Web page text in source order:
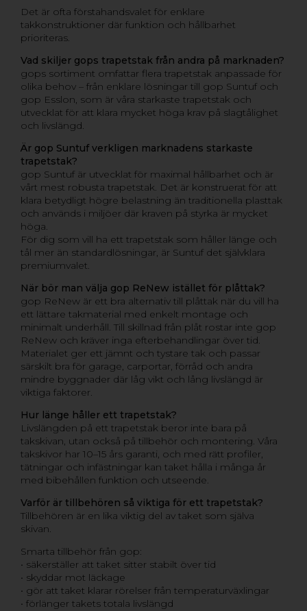
Det är ofta förstahandsvalet för enklare
takkonstruktioner där funktion och hållbarhet
prioriteras.
Vad skiljer gops trapetstak från andra på marknaden?
gops sortiment omfattar flera trapetstak anpassade för
olika behov – från enklare lösningar till gop Suntuf och
gop Esslon, som är våra starkaste trapetstak och
utvecklat för att klara mycket höga krav på slagtålighet
och livslängd.
Är gop Suntuf verkligen marknadens starkaste
trapetstak?
gop Suntuf är utvecklat för maximal hållbarhet och är
vårt mest robusta trapetstak. Det är konstruerat för att
klara betydligt högre belastning än traditionella plasttak
och används i miljöer där kraven på styrka är mycket
höga.
För dig som vill ha ett trapetstak som håller länge och
tål mer än standardlösningar, är Suntuf det självklara
premiumvalet.
När bör man välja gop ReNew istället för plåttak?
gop ReNew är ett bra alternativ till plåttak när du vill ha
ett lättare takmaterial med enkelt montage och
minimalt underhåll. Till skillnad från plåt rostar inte gop
ReNew och kräver inga efterbehandlingar över tid.
Materialet ger ett jämnt och tystare tak och passar
särskilt bra för garage, carportar, förråd och andra
mindre byggnader där låg vikt och lång livslängd är
viktiga faktorer.
Hur länge håller ett trapetstak?
Livslängden på ett trapetstak beror inte bara på
takskivan, utan också på tillbehör och montering. Våra
takskivor har 10–15 års garanti, och med rätt profiler,
tätningar och infästningar kan taket hålla i många år
med bibehållen funktion och utseende.
Varför är tillbehören så viktiga för ett trapetstak?
Tillbehören är en lika viktig del av taket som själva
skivan.
Smarta tillbehör från gop:
• säkerställer att taket sitter stabilt över tid
• skyddar mot läckage
• gör att taket klarar rörelser från temperaturväxlingar
• förlänger takets totala livslängd